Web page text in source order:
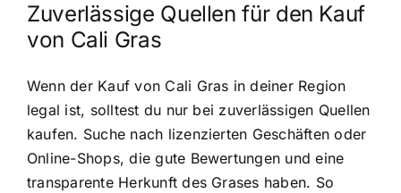
Zuverlässige Quellen für den Kauf
von Cali Gras
Wenn der Kauf von Cali Gras in deiner Region
legal ist, solltest du nur bei zuverlässigen Quellen
kaufen. Suche nach lizenzierten Geschäften oder
Online-Shops, die gute Bewertungen und eine
transparente Herkunft des Grases haben. So